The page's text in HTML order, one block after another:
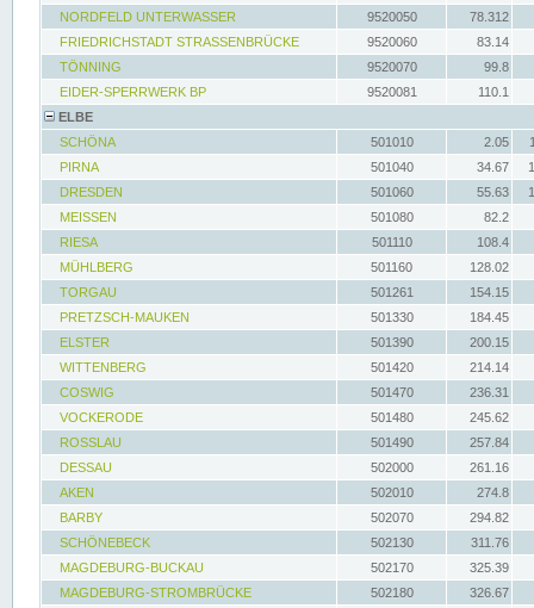
NORDFELD UNTERWASSER
9520050
78.312
FRIEDRICHSTADT STRASSENBRÜCKE
9520060
83.14
TÖNNING
9520070
99.8
EIDER-SPERRWERK BP
9520081
110.1
ELBE
SCHÖNA
501010 2.05
PIRNA
501040 34.67
DRESDEN
501060 55.63
MEISSEN
501080
82.2
RIESA
501110
108.4
MÜHLBERG
501160
128.02
TORGAU
501261
154.15
PRETZSCH-MAUKEN
501330
184.45
ELSTER
501390
200.15
WITTENBERG
501420
214.14
COSWIG
501470
236.31
VOCKERODE
501480
245.62
ROSSLAU
501490
257.84
DESSAU
502000
261.16
AKEN
502010
274.8
BARBY
502070
294.82
SCHÖNEBECK
502130
311.76
MAGDEBURG-BUCKAU
502170
325.39
MAGDEBURG-STROMBRÜCKE
502180
326.67